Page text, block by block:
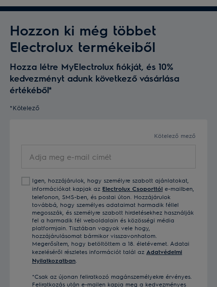
Hozzon ki még többet
Electrolux termékeiből
Hozza létre MyElectrolux fiókját, és 10%
kedvezményt adunk következő vásárlása
értékéből*
*Kötelező
Kötelező mező
meg
mail
címét
Igen, hozzájárulok, hogy személyre szabott ajánlatokat,
információkat kapjak az Electrolux Csoporttól e-mailben,
telefonon, SMS-ben, és postai úton. Hozzájárulok
továbbá, hogy személyes adataimat harmadik féllel
megosszák, és személyre szabott hirdetésekhez használják
fel a harmadik fél weboldalain és közösségi média
platformjain. Tisztában vagyok vele hogy,
hozzájárulásomat bármikor visszavonhatom.
Megerősítem, hogy betöltöttem a 18. életévemet. Adatai
kezeléséről részletes információt talál az Adatvédelmi
Nyilatkozatban
*Csak az újonan feliratkozó magánszemélyekre érvényes.
Feliratkozás után e-mailen kapja meg a kedvezményes